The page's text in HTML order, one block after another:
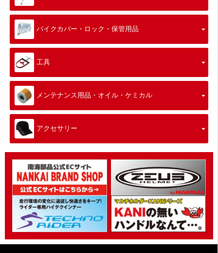
バイクカバー・ロック・保管用品
工具
メンテナンス用品・オイル・ケミカル
アクセサリー